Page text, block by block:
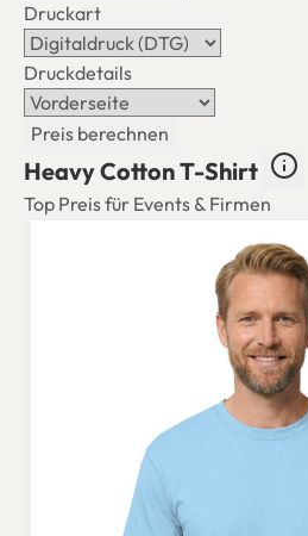
Druckart
Druckdetails
Preis berechnen
Heavy Cotton T-Shirt
Top Preis für Events & Firmen